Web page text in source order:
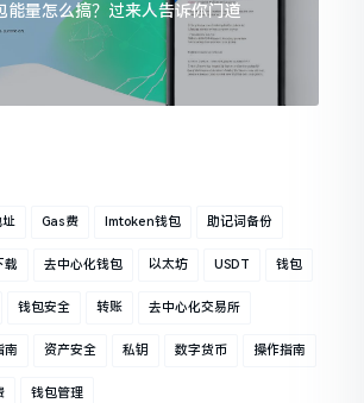
量怎么搞？过来人告诉你门道
址 Gas费 Imtoken钱包 助记词备份
载 去中心化钱包 以太坊 USDT 钱包
钱包安全 转账 去中心化交易所
南 资产安全 私钥 数字货币 操作指南
钱包管理